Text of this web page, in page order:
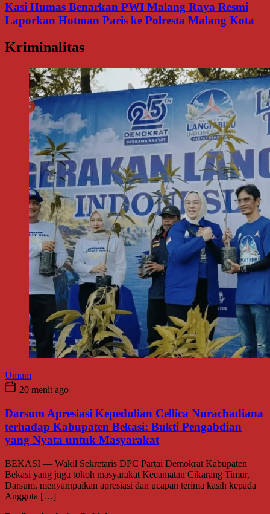
Kasi Humas Benarkan PWI Malang Raya Resmi
Laporkan Hotman Paris ke Polresta Malang Kota
Kriminalitas
Umum
20 menit ago
Darsum Apresiasi Kepedulian Cellica Nurachadiana
terhadap Kabupaten Bekasi: Bukti Pengabdian
yang Nyata untuk Masyarakat
BEKASI — Wakil Sekretaris DPC Partai Demokrat Kabupaten
Bekasi yang juga tokoh masyarakat Kecamatan Cikarang Timur,
Darsum, menyampaikan apresiasi dan ucapan terima kasih kepada
Anggota […]